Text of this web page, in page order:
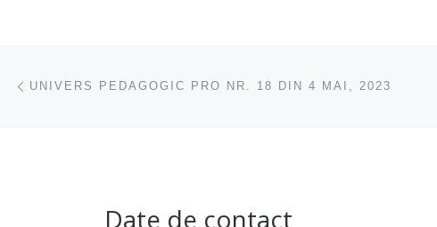
Navigare articole
UNIVERS PEDAGOGIC PRO NR. 18 DIN 4 MAI, 2023
Date de contact